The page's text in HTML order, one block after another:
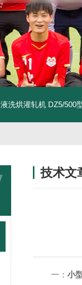
洗烘灌轧机 DZ5/500
技术文
一：小